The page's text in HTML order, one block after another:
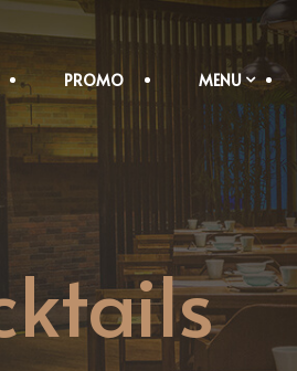
PROMO MENU